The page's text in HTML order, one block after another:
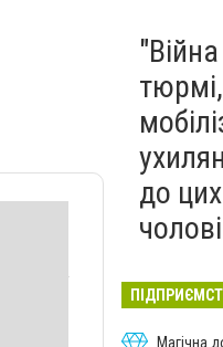
до
Магічна